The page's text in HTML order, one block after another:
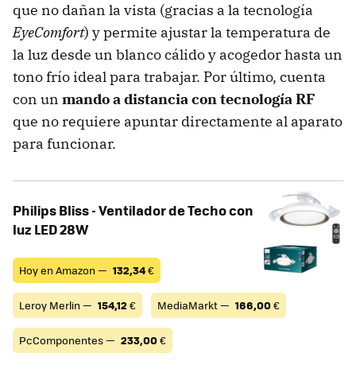
que no dañan la vista (gracias a la tecnología
EyeComfort) y permite ajustar la temperatura de
la luz desde un blanco cálido y acogedor hasta un
tono frío ideal para trabajar. Por último, cuenta
con un mando a distanciacon tecnología RF
que no requiere apuntar directamente al aparato
para funcionar.
Philips Bliss - Ventilador de Techo con
luz LED 28W
Hoy en Amazon — 132,34€
Leroy Merlin — 154,12 € MediaMarkt — 166,00€
PcComponentes — 233,00€